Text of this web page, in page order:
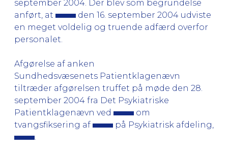
september 2004. Der blev som begrundelse
anført, at
den 16. september 2004 udviste
en meget voldelig og truende adfærd overfor
personalet.
Afgørelse af anken
Sundhedsvæsenets Patientklagenævn
tiltræder afgørelsen truffet på møde den 28.
september 2004 fra Det Psykiatriske
Patientklagenævn ved
om
tvangsfiksering af
på Psykiatrisk afdeling,